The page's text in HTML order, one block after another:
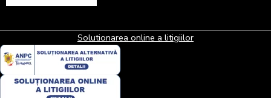
Solutionarea online a litigiilor